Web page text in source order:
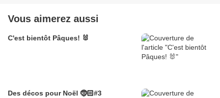
Vous aimerez aussi
C'est bientôt Pâques! 🐰
Des décos pour Noël 🤶🏻#3